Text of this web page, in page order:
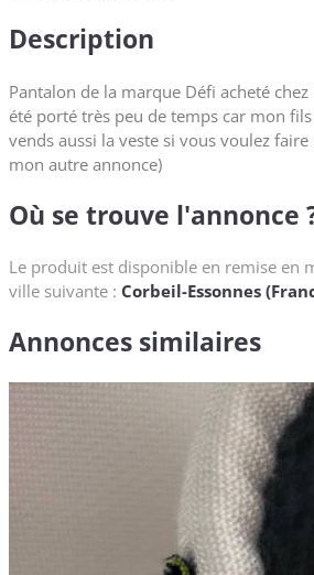
Description
Pantalon de la marque Défi acheté
été porté très peu de temps car mon
vends aussi la veste si vous voulez
mon autre annonce)
Où se trouve l'annonce
Le produit est disponible en remise en
ville suivante : Corbeil-Essonnes
Annonces similaires